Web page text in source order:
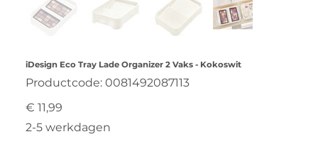
iDesign Eco Tray Lade Organizer 2 Vaks - Kokoswit
Productcode: Productcode
0081492087113
0081492087113
Prijs
€ 11,99
2-5 werkdagen